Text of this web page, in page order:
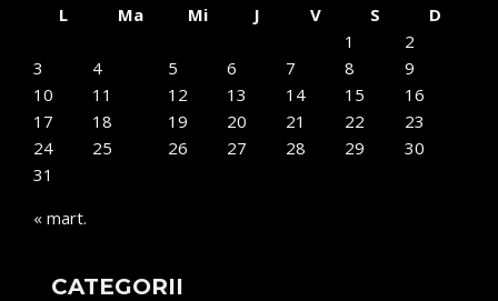
L
Ma Mi J V S
D
1
2
3
4 5 6 7 8
9
10
11 12 13 14 15
16
17
18 19 20 21 22
23
24
25 26 27 28 29
30
31
« mart.
CATEGORII